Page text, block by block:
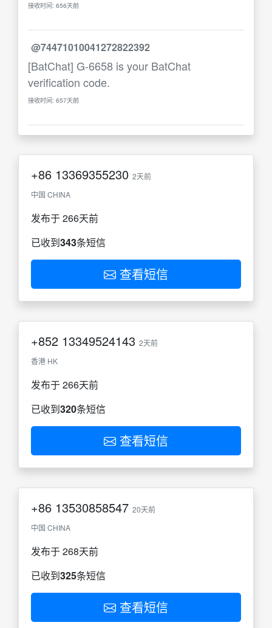
接收时间: 656天前
@74471010041272822392
[BatChat] G-6658 is your BatChat
verification code.
接收时间: 657天前
+86 13369355230 2天前
中国 CHINA
发布于 266天前
已收到343条短信
查看短信
+852 13349524143 2天前
香港 HK
发布于 266天前
已收到320条短信
查看短信
+86 13530858547 20天前
中国 CHINA
发布于 268天前
已收到325条短信
查看短信